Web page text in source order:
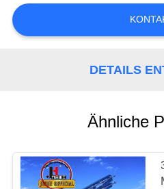
SIE
EIN
POLICY
DETAILS
Ähnliche